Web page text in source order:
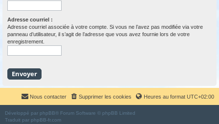
Adresse courriel :
Adresse courriel associée à votre compte. Si vous ne l’avez pas modifiée via votre
panneau d’utilisateur, il s’agit de l’adresse que vous avez fournie lors de votre
enregistrement.
Heures au format UTC+02:00
Supprimer les cookies
Nous contacter
Développé par phpBB® Forum Software © phpBB Limited
Traduit par phpBB-fr.com